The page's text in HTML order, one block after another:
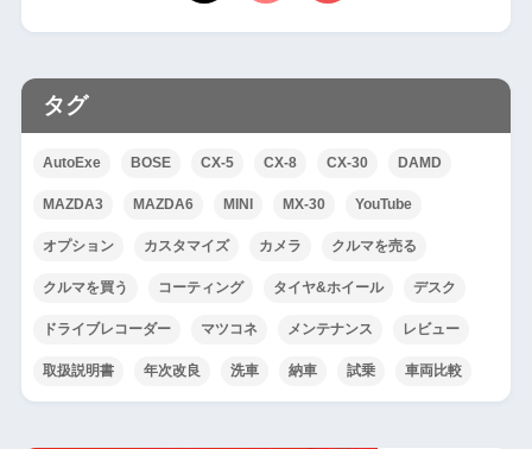
タグ
AutoExe BOSE CX-5 CX-8 CX-30 DAMD
MAZDA3 MAZDA6 MINI MX-30 YouTube
オプション カスタマイズ カメラ クルマを売る
クルマを買う コーティング タイヤ&ホイール デスク
ドライブレコーダー マツコネ メンテナンス レビュー
取扱説明書 年次改良 洗車 納車 試乗 車両比較